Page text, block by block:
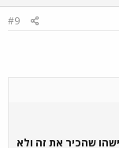
#9
שהכיר את זה ולא